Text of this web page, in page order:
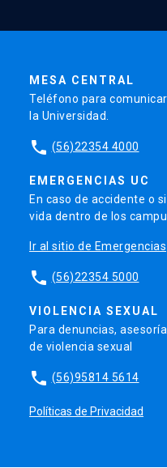
MESA CENTRAL
Teléfono para
la Universidad.
phone (56)22354 4000
EMERGENCIAS UC
En caso de accidente o
vida dentro de los
Ir al sitio de Emergencias
phone (56)22354 5000
VIOLENCIA SEXUAL
Para denuncias,
de violencia sexual
phone (56)95814 5614
Políticas de Privacidad